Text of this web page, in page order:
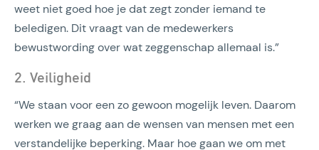
weet niet goed hoe je dat zegt zonder iemand te
beledigen. Dit vraagt van de medewerkers
bewustwording over wat zeggenschap allemaal is.”
2. Veiligheid
“We staan voor een zo gewoon mogelijk leven. Daarom
werken we graag aan de wensen van mensen met een
verstandelijke beperking. Maar hoe gaan we om met